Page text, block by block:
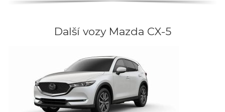
Další vozy Mazda CX-5